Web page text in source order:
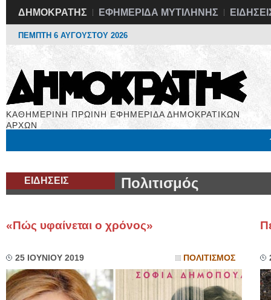
ΔΗΜΟΚΡΑΤΗΣ ΕΦΗΜΕΡΙΔΑ ΜΥΤΙΛΗΝΗΣ
ΠΕΜΠΤΗ 6 ΑΥΓΟΥΣΤΟΥ 2026
ΚΑΘΗΜΕΡΙΝΗ ΠΡΩΙΝΗ ΕΦΗΜΕΡΙΔΑ ΔΗΜΟΚΡΑΤΙΚΩΝ
ΑΡΧΩΝ
ΕΙΔΗΣΕΙΣ Πολιτισμός
«Πώς υφαίνεται ο χρόνος»
25 ΙΟΥΝΙΟΥ 2019 ΠΟΛΙΤΙΣΜΟΣ